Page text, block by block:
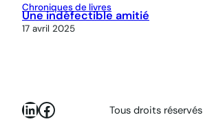
Chroniques de livres
Une indéfectible amitié
17 avril 2025
LinkedIn
FacebookTous droits réservés